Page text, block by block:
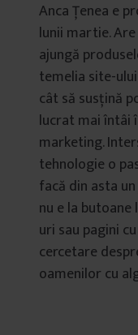
Anca Țenea e
lunii martie.
ajungă
temelia site-
cât să susțină
lucrat mai întâi
marketing.
tehnologie o
facă din asta
nu e la butoane
uri sau pagini
cercetare
oamenilor cu